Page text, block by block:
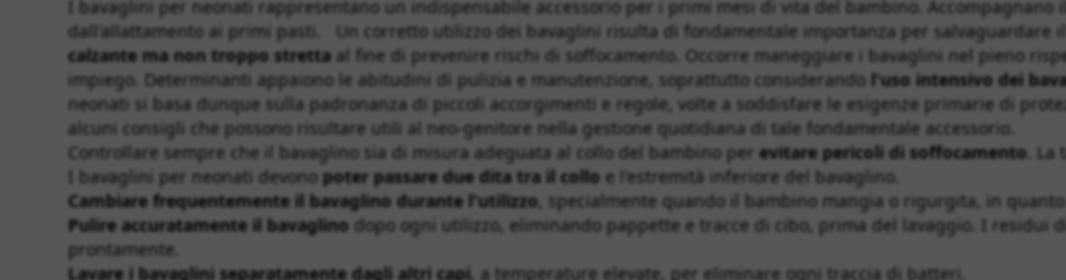
I bavaglini per neonati rappresentano un indispensabile accessorio per i primi mesi di vita del bambino. Accompagnano
dall'allattamento ai primi pasti. Un corretto utilizzo dei bavaglini risulta di fondamentale importanza per salvaguardare il
calzante ma non troppo stretta al fine di prevenire rischi di soffocamento. Occorre maneggiare i bavaglini nel pieno
impiego. Determinanti appaiono le abitudini di pulizia e manutenzione, soprattutto considerando l'uso intensivo dei
neonati si basa dunque sulla padronanza di piccoli accorgimenti e regole, volte a soddisfare le esigenze primarie di
alcuni consigli che possono risultare utili al neo-genitore nella gestione quotidiana di tale fondamentale accessorio.
Controllare sempre che il bavaglino sia di misura adeguata al collo del bambino per evitare pericoli di soffocamento .
I bavaglini per neonati devono poter passare due dita tra il collo e l'estremità inferiore del bavaglino.
Cambiare frequentemente il bavaglino durante l'utilizzo , specialmente quando il bambino mangia o rigurgita, in
Pulire accuratamente il bavaglino dopo ogni utilizzo, eliminando pappette e tracce di cibo, prima del lavaggio. I residui
prontamente.
Lavare i bavaglini separatamente dagli altri capi, a temperature elevate, per eliminare ogni traccia di batteri.